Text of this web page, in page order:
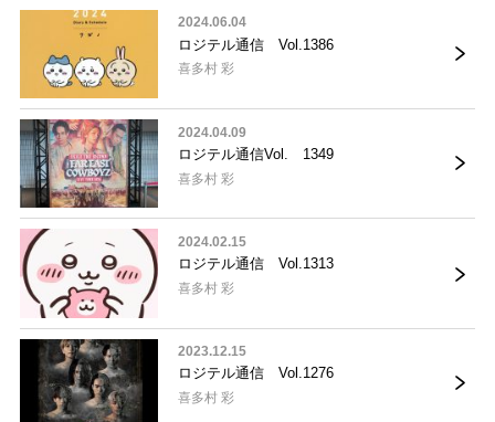
2024.06.04
ロジテル通信 Vol.1386
喜多村 彩
2024.04.09
ロジテル通信Vol. 1349
喜多村 彩
2024.02.15
ロジテル通信 Vol.1313
喜多村 彩
2023.12.15
ロジテル通信 Vol.1276
喜多村 彩